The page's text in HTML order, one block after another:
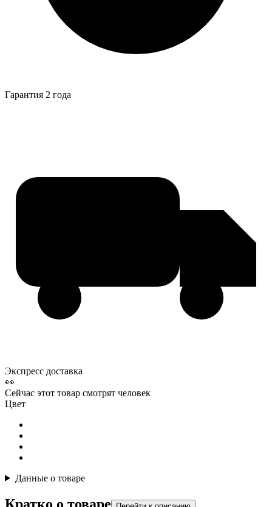
Гарантия 2 года
Экспресс доставка
👀
Сейчас этот товар смотрят человек
Цвет
Данные о товаре
Кратко о товаре